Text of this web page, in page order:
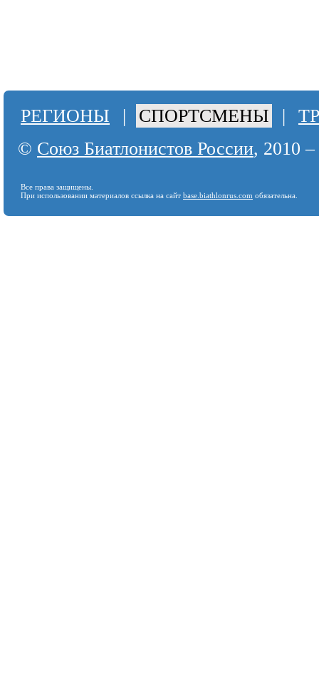
РЕГИОНЫ | СПОРТСМЕНЫ |
© Союз Биатлонистов России, 2010
Все права защищены.
При использовании материалов ссылка на сайт base.biathlonrus.com обязательна.